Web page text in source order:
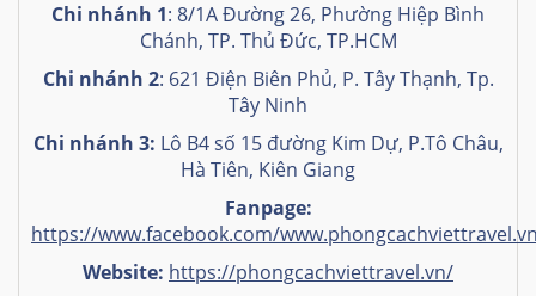
Chi nhánh 1: 8/1A Đường 26, Phường Hiệp Bình
Chánh, TP. Thủ Đức, TP.HCM
Chi nhánh 2: 621 Điện Biên Phủ, P. Tây Thạnh, Tp.
Tây Ninh
Chi nhánh 3: Lô B4 số 15 đường Kim Dự, P.Tô Châu,
Hà Tiên, Kiên Giang
Fanpage:
https://www.facebook.com/
Website: https://phongcachviettravel.vn/